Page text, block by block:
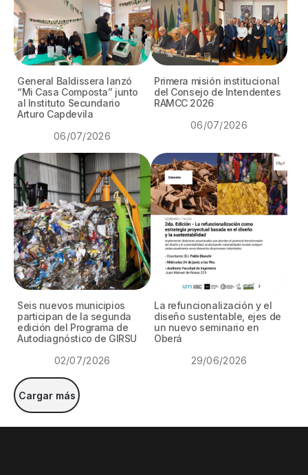
General Baldissera lanzó
“Mi Casa Composta” junto
al Instituto Secundario
Arturo Capdevila
06/07/2026
Primera misión institucional
del Consejo de Intendentes
RAMCC 2026
06/07/2026
Seis nuevos municipios
participan de la segunda
edición del Programa de
Autodiagnóstico de GIRSU
02/07/2026
La refuncionalización y el
diseño sustentable, ejes de
un nuevo seminario en
Oberá
29/06/2026
Cargar más